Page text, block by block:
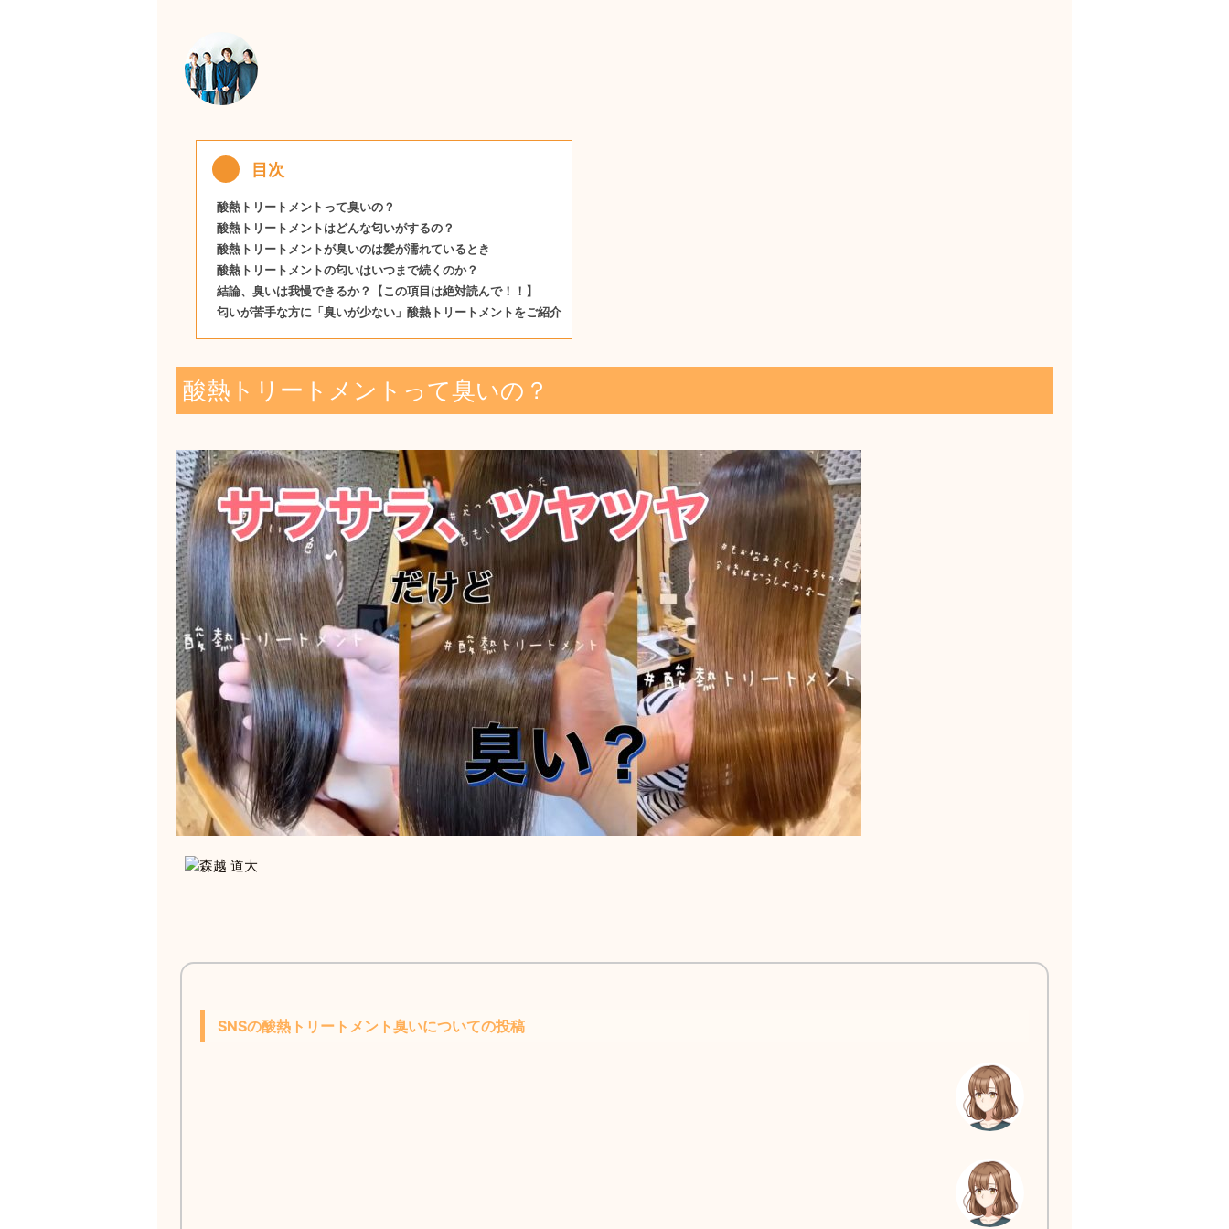
酸熱トリートメントって臭いの？
酸熱トリートメントはどんな匂いがするの？
酸熱トリートメントが臭いのは髪が濡れているとき
酸熱トリートメントの匂いはいつまで続くのか？
結論、臭いは我慢できるか？【この項目は絶対読んで！！】
匂いが苦手な方に「臭いが少ない」酸熱トリートメントをご紹介
酸熱トリートメントって臭いの？
SNSの酸熱トリートメント臭いについての投稿